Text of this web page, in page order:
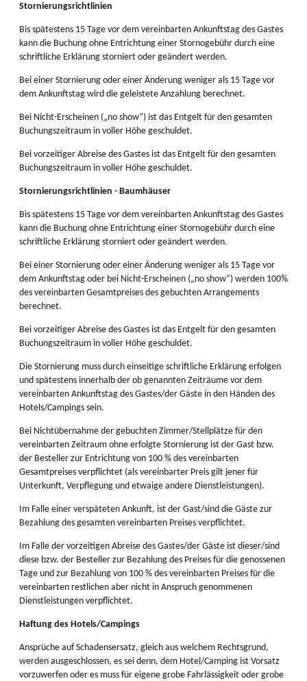
Stornierungsrichtlinien
Bis spätestens 15 Tage vor dem vereinbarten Ankunftstag des Gastes
kann die Buchung ohne Entrichtung einer Stornogebühr durch eine
schriftliche Erklärung storniert oder geändert werden.
Bei einer Stornierung oder einer Änderung weniger als 15 Tage vor
dem Ankunftstag wird die geleistete Anzahlung berechnet.
Bei Nicht-Erscheinen („no show“) ist das Entgelt für den gesamten
Buchungszeitraum in voller Höhe geschuldet.
Bei vorzeitiger Abreise des Gastes ist das Entgelt für den gesamten
Buchungszeitraum in voller Höhe geschuldet.
Stornierungsrichtlinien - Baumhäuser
Bis spätestens 15 Tage vor dem vereinbarten Ankunftstag des Gastes
kann die Buchung ohne Entrichtung einer Stornogebühr durch eine
schriftliche Erklärung storniert oder geändert werden.
Bei einer Stornierung oder einer Änderung weniger als 15 Tage vor
dem Ankunftstag oder bei Nicht-Erscheinen („no show“) werden 100%
des vereinbarten Gesamtpreises des gebuchten Arrangements
berechnet.
Bei vorzeitiger Abreise des Gastes ist das Entgelt für den gesamten
Buchungszeitraum in voller Höhe geschuldet.
Die Stornierung muss durch einseitige schriftliche Erklärung erfolgen
und spätestens innerhalb der ob genannten Zeiträume vor dem
vereinbarten Ankunftstag des Gastes/der Gäste in den Händen des
Hotels/Campings sein.
Bei Nichtübernahme der gebuchten Zimmer/Stellplätze für den
vereinbarten Zeitraum ohne erfolgte Stornierung ist der Gast bzw.
der Besteller zur Entrichtung von 100 % des vereinbarten
Gesamtpreises verpflichtet (als vereinbarter Preis gilt jener für
Unterkunft, Verpflegung und etwaige andere Dienstleistungen).
Im Falle einer verspäteten Ankunft, ist der Gast/sind die Gäste zur
Bezahlung des gesamten vereinbarten Preises verpflichtet.
Im Falle der vorzeitigen Abreise des Gastes/der Gäste ist dieser/sind
diese bzw. der Besteller zur Bezahlung des Preises für die genossenen
Tage und zur Bezahlung von 100 % des vereinbarten Preises für die
vereinbarten restlichen aber nicht in Anspruch genommenen
Dienstleistungen verpflichtet.
Haftung des Hotels/Campings
Ansprüche auf Schadensersatz, gleich aus welchem Rechtsgrund,
werden ausgeschlossen, es sei denn, dem Hotel/Camping ist Vorsatz
vorzuwerfen oder es muss für eigene grobe Fahrlässigkeit oder grobe